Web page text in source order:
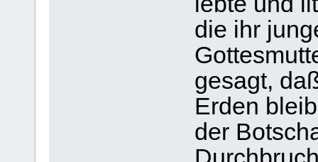
die ihr
gesagt,
Erden
der